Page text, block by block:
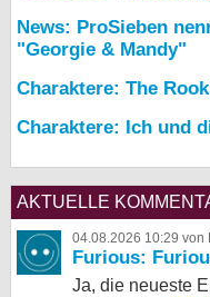
News: ProSieben
"Georgie & Mandy"
Charaktere: The
Charaktere: Ich und
AKTUELLE
04.08.2026 10:29 von
Furious:
Ja, die neueste